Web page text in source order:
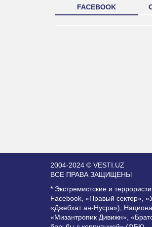
FACEBOOK
2004-2024 © VESTI.UZ
ВСЕ ПРАВА ЗАЩИЩЕНЫ
* Экстремистские и
Facebook, «Правый сектор»,
«Джебхат ан-Нусра»),
«Мизантропик Дивижн»,